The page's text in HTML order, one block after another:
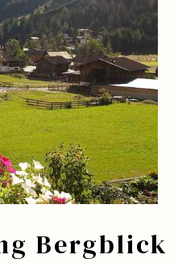
Bergblick